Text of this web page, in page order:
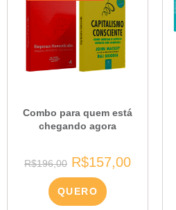
Combo para quem está
chegando agora
R$196,00 R$157,00
QUERO